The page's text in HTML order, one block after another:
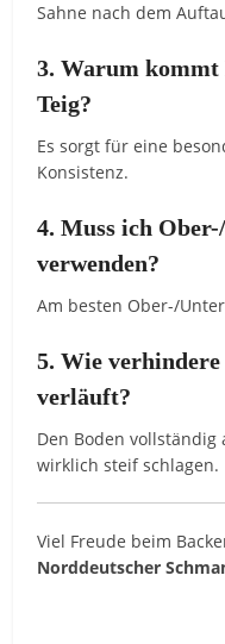
Sahne nach dem
3. Warum kommt
Teig?
Es sorgt für eine
Konsistenz.
4. Muss ich
verwenden?
Am besten Ober-/
5. Wie verhindere
verläuft?
Den Boden
wirklich steif schlagen.
Viel Freude beim
Norddeutscher